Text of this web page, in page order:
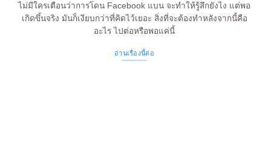
ไม่มีใครเตือนว่าการโดน Facebook แบน จะทำให้รู้สึกยังไง แต่พอ
เกิดขึ้นจริง มันก็เงียบกว่าที่คิดไว้เยอะ สิ่งที่จะต้องทำหลังจากนี้คือ
อะไร ไปต่อหรือพอแค่นี้
อ่านเรื่องนี้ต่อ